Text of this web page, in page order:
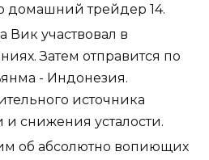
домашний трейдер 14.
Вик участвовал в
Затем отправится по
- Индонезия.
источника
снижения усталости.
об абсолютно вопиющих